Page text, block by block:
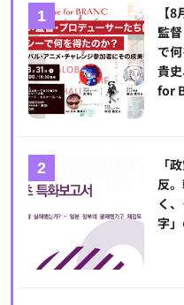
【
監
で
貴
for
「
反
く
字